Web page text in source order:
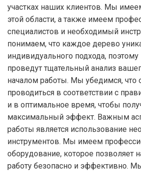
участках наших клиентов. Мы
этой области, а также имеем
специалистов и необходимый
понимаем, что каждое дерево
индивидуального подхода,
проведут тщательный анализ
началом работы. Мы убедимся, что
проводиться в соответствии с
и в оптимальное время, чтобы
максимальный эффект. Важным
работы является использование
инструментов. Мы имеем
оборудование, которое позволяет
работу безопасно и эффективно.